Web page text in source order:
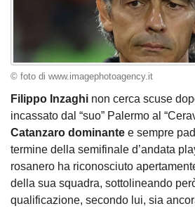
© foto di www.imagephotoagency.it
Filippo Inzaghi non cerca scuse
incassato dal “suo” Palermo al
Catanzaro dominante e sempre
termine della semifinale d’andata
rosanero ha riconosciuto
della sua squadra, sottolineando
qualificazione, secondo lui, sia